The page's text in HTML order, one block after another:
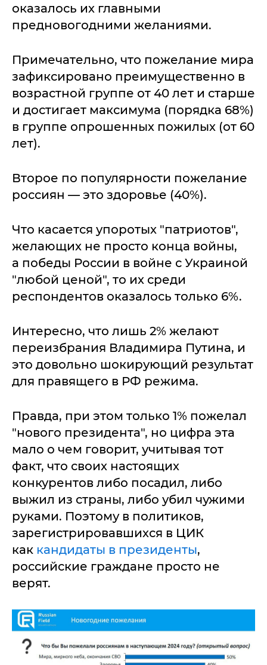
оказалось их главными
предновогодними желаниями.
Примечательно, что пожелание мира
зафиксировано преимущественно в
возрастной группе от 40 лет и старше
и достигает максимума (порядка 68%)
в группе опрошенных пожилых (от 60
лет).
Второе по популярности пожелание
россиян — это здоровье (40%).
Что касается упоротых "патриотов",
желающих не просто конца войны,
а победы России в войне с Украиной
"любой ценой", то их среди
респондентов оказалось только 6%.
Интересно, что лишь 2% желают
переизбрания Владимира Путина, и
это довольно шокирующий результат
для правящего в РФ режима.
Правда, при этом только 1% пожелал
"нового президента", но цифра эта
мало о чем говорит, учитывая тот
факт, что своих настоящих
конкурентов либо посадил, либо
выжил из страны, либо убил чужими
руками. Поэтому в политиков,
зарегистрировавшихся в ЦИК
как кандидаты в президенты,
российские граждане просто не
верят.